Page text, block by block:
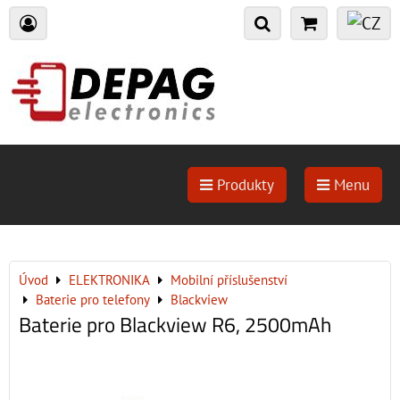
Produkty Menu
Úvod ELEKTRONIKA
Mobilní příslušenství
Baterie pro telefony
Blackview
Baterie pro Blackview R6, 2500mAh